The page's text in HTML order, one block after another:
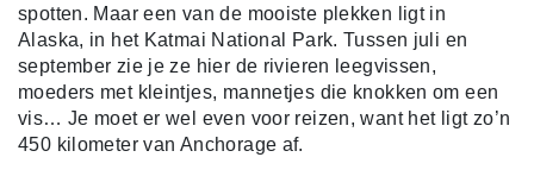
spotten. Maar een van de mooiste plekken ligt in
Alaska, in het Katmai National Park. Tussen juli en
september zie je ze hier de rivieren leegvissen,
moeders met kleintjes, mannetjes die knokken om een
vis… Je moet er wel even voor reizen, want het ligt zo’n
450 kilometer van Anchorage af.